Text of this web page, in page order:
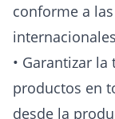
conforme a
• Garantizar
productos en
desde la